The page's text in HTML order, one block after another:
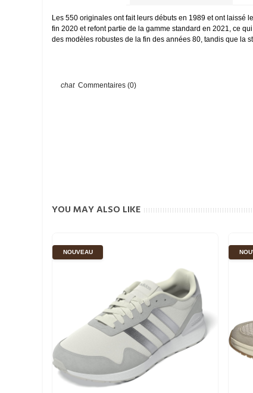
Les 550 originales ont fait leurs débuts en 1989 et ont laissé
fin 2020 et refont partie de la gamme standard en 2021, ce
des modèles robustes de la fin des années 80, tandis que la
Commentaires (0)
YOU MAY ALSO LIKE
NOUVEAU